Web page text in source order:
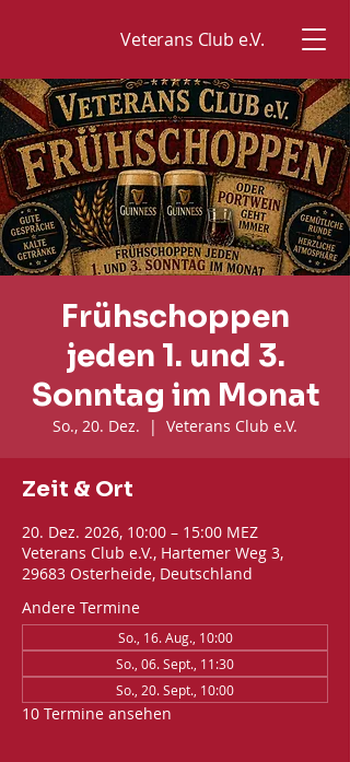
Veterans Club e.V.
Frühschoppen
jeden 1. und 3.
Sonntag im Monat
So., 20. Dez.
  |
Veterans Club e.V.
Zeit & Ort
20. Dez. 2026, 10:00 – 15:00 MEZ
Veterans Club e.V., Hartemer Weg 3,
29683 Osterheide, Deutschland
Andere Termine
So., 16. Aug., 10:00
So., 06. Sept., 11:30
So., 20. Sept., 10:00
10 Termine ansehen